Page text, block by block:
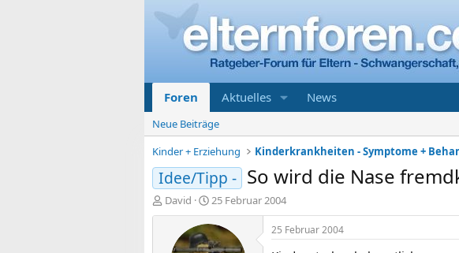
Foren Aktuelles News
Neue Beiträge
Kinder + Erziehung
Idee/Tipp - So wird die Nase
E
r
David
E
r
s
t
25 Februar 2004
25 Februar 2004